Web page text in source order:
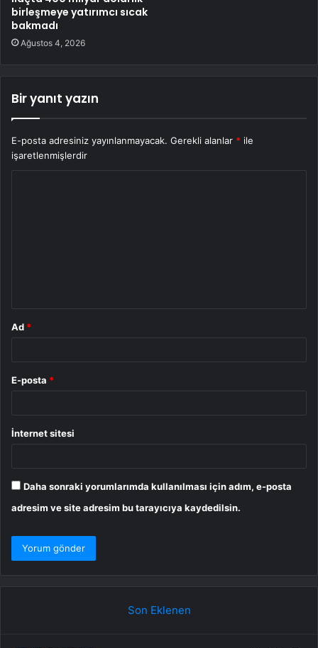
birleşmeye yatırımcı sıcak
bakmadı
Ağustos 4, 2026
Bir yanıt yazın
E-posta adresiniz yayınlanmayacak. Gerekli alanlar * ile
işaretlenmişlerdir
Ad *
E-posta *
İnternet sitesi
Daha sonraki yorumlarımda kullanılması için adım, e-posta
adresim ve site adresim bu tarayıcıya kaydedilsin.
Son Eklenen